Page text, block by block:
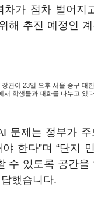
가 점차 벌어지
해 추진 예정인
관이 23일 오후 서울 중구 대
서 학생들과 대화를 나누고 있
문제는 정부가 주
한다”며 “단지
수 있도록 공간을
했습니다.